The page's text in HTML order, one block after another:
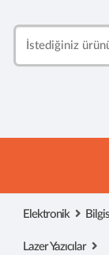
Elektronik
Lazer Yazıcılar